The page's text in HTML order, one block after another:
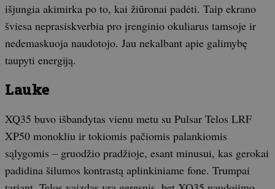
išjungia akimirka po to, kai žiūronai padėti. Taip ekrano
šviesa neprasiskverbia pro įrenginio okuliarus tamsoje ir
nedemaskuoja naudotojo. Jau nekalbant apie galimybę
taupyti energiją.
Lauke
XQ35 buvo išbandytas vienu metu su Pulsar Telos LRF
XP50 monokliu ir tokiomis pačiomis palankiomis
sąlygomis – gruodžio pradžioje, esant minusui, kas gerokai
padidina šilumos kontrastą aplinkiniame fone. Trumpai